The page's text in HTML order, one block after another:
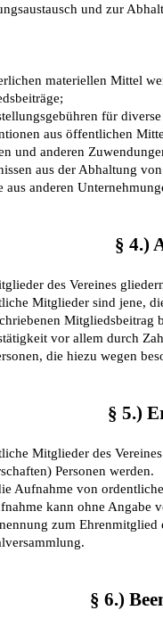
und zur
materiellen Mittel
für
aus öffentlichen
und anderen
aus der Abhaltung
aus anderen
§ 4.)
des Vereines
Mitglieder sind jene,
Mitgliedsbeitrag
vor allem durch
die hiezu wegen
§ 5.)
Mitglieder des
Personen werden.
Aufnahme von
kann ohne Angabe
zum Ehrenmitglied
§ 6.)